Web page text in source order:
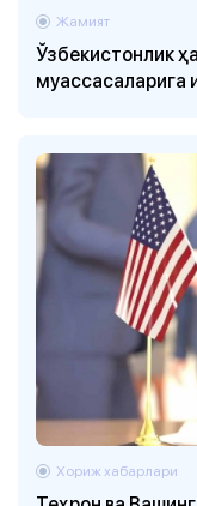
Ўзбекистонлик
муассасаларига
Жамият
Хориж хабарлари